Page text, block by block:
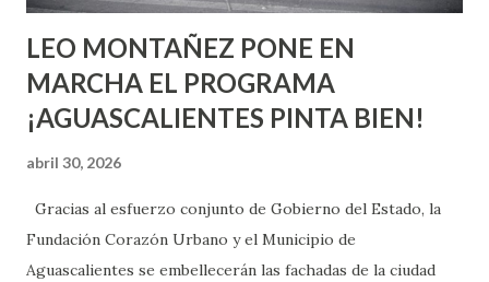
LEO MONTAÑEZ PONE EN
MARCHA EL PROGRAMA
¡AGUASCALIENTES PINTA BIEN!
abril 30, 2026
Gracias al esfuerzo conjunto de Gobierno del Estado, la
Fundación Corazón Urbano y el Municipio de
Aguascalientes se embellecerán las fachadas de la ciudad